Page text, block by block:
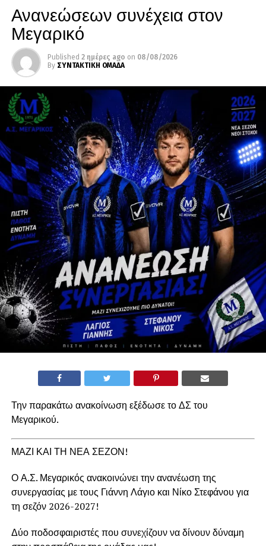
Ανανεώσεων συνέχεια στον
Μεγαρικό
Published 2 ημέρες ago on 08/08/2026
By ΣΥΝΤΑΚΤΙΚΗ ΟΜΑΔΑ
Την παρακάτω ανακοίνωση εξέδωσε το ΔΣ του
Μεγαρικού.
ΜΑΖΙ ΚΑΙ ΤΗ ΝΕΑ ΣΕΖΟΝ!
Ο Α.Σ. Μεγαρικός ανακοινώνει την ανανέωση της
συνεργασίας με τους Γιάννη Λάγιο και Νίκο Στεφάνου για
τη σεζόν 2026-2027!
Δύο ποδοσφαιριστές που συνεχίζουν να δίνουν δύναμη